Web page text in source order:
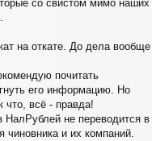
со свистом мимо наших
на откате. До дела вообще
почитать
его информацию. Но
что, всё - правда!
не переводится в
чиновника и их компаний.